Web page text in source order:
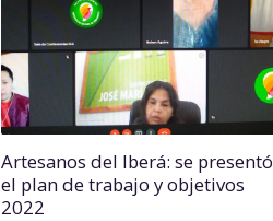
Artesanos del Iberá: se presentó
el plan de trabajo y objetivos
2022